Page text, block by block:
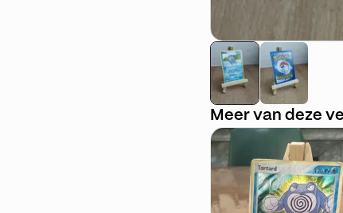
Meer van deze